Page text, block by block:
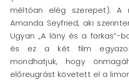
méltóan elég szerepet). A
Amanda Seyfried, aki
Ugyan „A lány és a farkas”-
és ez a két film
mondhatjuk, hogy
előreugrást követett el a